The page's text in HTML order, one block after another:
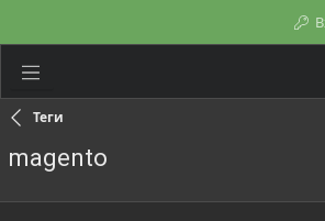
Теги
magento